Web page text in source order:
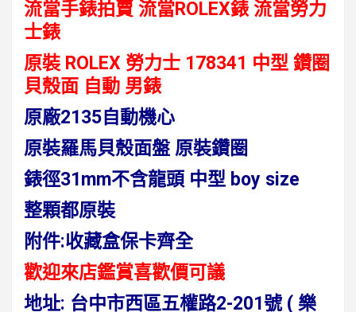
流當手錶拍賣 流當ROLEX錶 流當勞力
士錶
原裝 ROLEX 勞力士 178341 中型 鑽圈
貝殼面 自動 男錶
原廠2135自動機心
原裝羅馬貝殼面盤 原裝鑽圈
錶徑31mm不含龍頭 中型 boy size
整顆都原裝
附件:收藏盒保卡齊全
歡迎來店鑑賞喜歡價可議
地址: 台中市西區五權路2-201號 ( 樂